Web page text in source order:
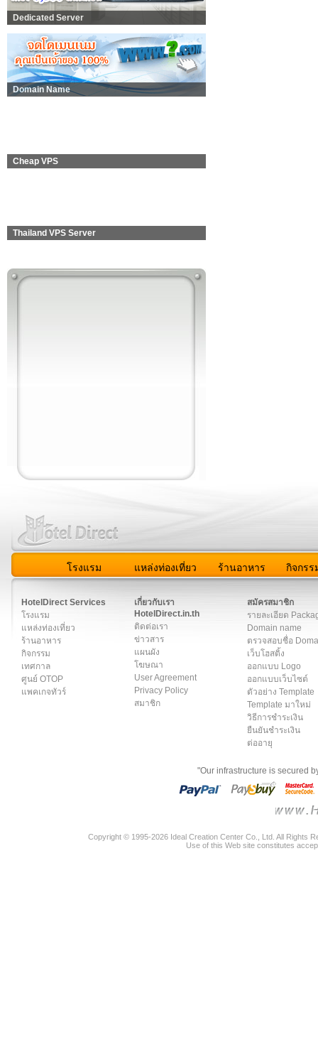
Dedicated Server
Domain Name
Cheap VPS
Thailand VPS Server
โรงแรม แหล่งท่องเที่ยว ร้านอาหาร กิจกรร
HotelDirect Services
โรงแรม
แหล่งท่องเที่ยว
ร้านอาหาร
กิจกรรม
เทศกาล
ศูนย์ OTOP
แพคเกจทัวร์
เกี่ยวกับเรา
HotelDirect.in.th
ติดต่อเรา
ข่าวสาร
แผนผัง
โฆษณา
User Agreement
Privacy Policy
สมาชิก
สมัครสมาชิก
รายละเอียด
Domain name
ตรวจสอบชื่อ
เว็บโฮสติ้ง
ออกแบบ Logo
ออกแบบเว็บไซต์
ตัวอย่าง Template
Template มาใหม่
วิธีการชำระเงิน
ยืนยันชำระเงิน
ต่ออายุ
"Our infrastructure is secured
Copyright © 1995-2026 Ideal Creation Center Co., Ltd. All Rights
Use of this Web site constitutes